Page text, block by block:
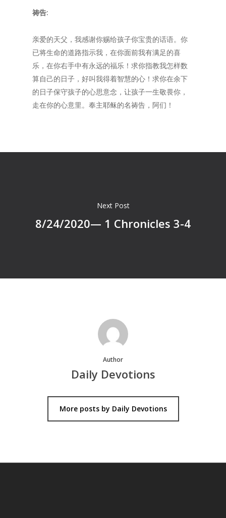
祷告:
亲爱的天父，我感谢你赐给孩子你宝贵的话语。你
已将生命的道路指示我，在你面前我有满足的喜
乐，在你右手中有永远的福乐！求你指教我怎样数
算自己的日子，好叫我得着智慧的心！求你在余下
的日子保守孩子的心思意念，让孩子一生敬畏你，
走在你的心意里。奉主耶稣的名祷告，阿们！
Next Post
8/24/2020— 1 Chronicles 3-4
Author
Daily Devotions
More posts by Daily Devotions